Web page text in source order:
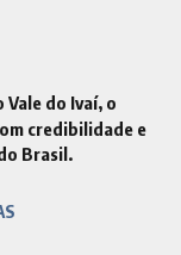
do Ivaí, o
credibilidade e
Brasil.